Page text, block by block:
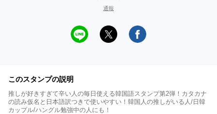
通報
このスタンプの説明
推しが好きすぎて辛い人の毎日使える韓国語スタンプ第2弾！カタカナ
の読み仮名と日本語訳つきで使いやすい！韓国人の推しがいる人/日韓
カップル/ハングル勉強中の人にも！